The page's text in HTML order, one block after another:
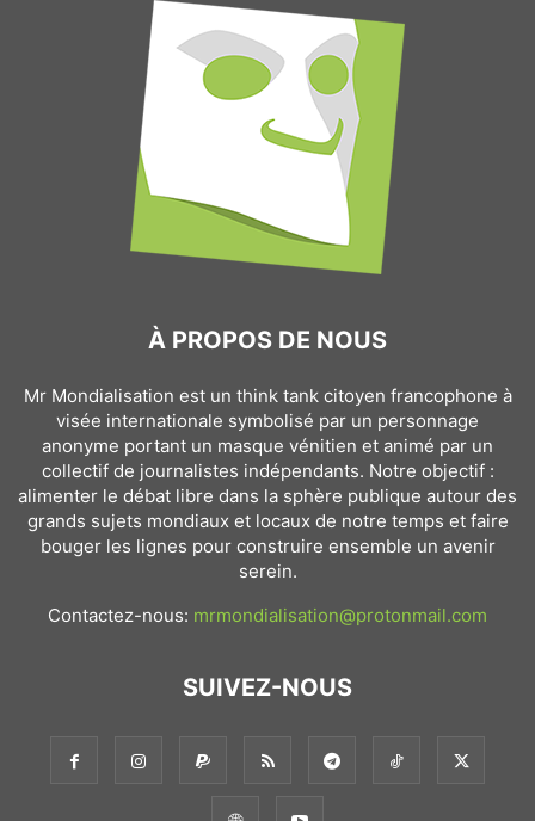
À PROPOS DE NOUS
Mr Mondialisation est un think tank citoyen francophone à
visée internationale symbolisé par un personnage
anonyme portant un masque vénitien et animé par un
collectif de journalistes indépendants. Notre objectif :
alimenter le débat libre dans la sphère publique autour des
grands sujets mondiaux et locaux de notre temps et faire
bouger les lignes pour construire ensemble un avenir
serein.
Contactez-nous: mrmondialisation@protonmail.com
SUIVEZ-NOUS